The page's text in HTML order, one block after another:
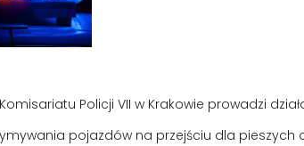
Policji VII w Krakowie prowadzi
pojazdów na przejściu dla pieszych